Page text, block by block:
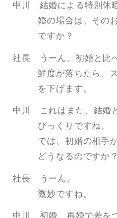
中川 結婚による特別休
婚の場合は、その
ですか？
社長 うーん。初婚と比
鮮度が落ちたら、
を下げます。
中川 これはまた、結婚
びっくりですね。
では、初婚の相手
どうなるのですか？
社長 うーん。
微妙ですね。
中川 初婚、再婚で差を